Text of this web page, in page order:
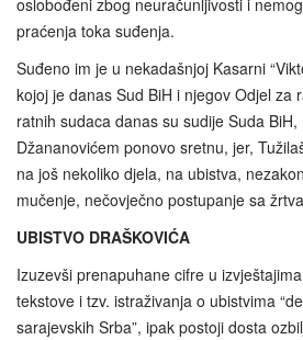
praćenja toka suđenja.
Suđeno im je u nekadašnjoj Kasarni
kojoj je danas Sud BiH i njegov Odjel za
ratnih sudaca danas su sudije Suda
Džananovićem ponovo sretnu, jer,
na još nekoliko djela, na ubistva,
mučenje, nečovječno postupanje sa
UBISTVO DRAŠKOVIĆA
Izuzevši prenapuhane cifre u
tekstove i tzv. istraživanja o ubistvima
sarajevskih Srba”, ipak postoji dosta